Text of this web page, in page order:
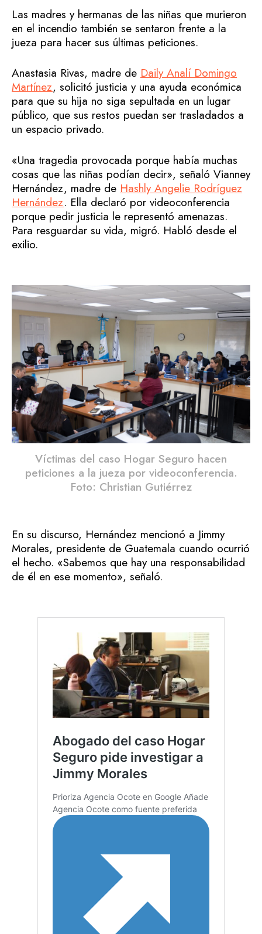
Las madres y hermanas de las niñas que murieron
en el incendio también se sentaron frente a la
jueza para hacer sus últimas peticiones.
Anastasia Rivas, madre de Daily Analí Domingo
Martínez, solicitó justicia y una ayuda económica
para que su hija no siga sepultada en un lugar
público, que sus restos puedan ser trasladados a
un espacio privado.
«Una tragedia provocada porque había muchas
cosas que las niñas podían decir», señaló Vianney
Hernández, madre de Hashly Angelie Rodríguez
Hernández. Ella declaró por videoconferencia
porque pedir justicia le representó amenazas.
Para resguardar su vida, migró. Habló desde el
exilio.
Víctimas del caso Hogar Seguro hacen
peticiones a la jueza por videoconferencia.
Foto: Christian Gutiérrez
En su discurso, Hernández mencionó a Jimmy
Morales, presidente de Guatemala cuando ocurrió
el hecho. «Sabemos que hay una responsabilidad
de él en ese momento», señaló.